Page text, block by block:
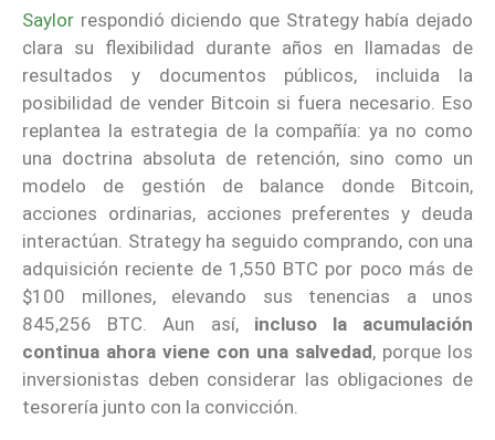
Saylor respondió diciendo que Strategy había dejado
clara su flexibilidad durante años en llamadas de
resultados y documentos públicos, incluida la
posibilidad de vender Bitcoin si fuera necesario. Eso
replantea la estrategia de la compañía: ya no como
una doctrina absoluta de retención, sino como un
modelo de gestión de balance donde Bitcoin,
acciones ordinarias, acciones preferentes y deuda
interactúan. Strategy ha seguido comprando, con una
adquisición reciente de 1,550 BTC por poco más de
$100 millones, elevando sus tenencias a unos
845,256 BTC. Aun así, incluso la acumulación
continua ahora viene con una salvedad, porque los
inversionistas deben considerar las obligaciones de
tesorería junto con la convicción.